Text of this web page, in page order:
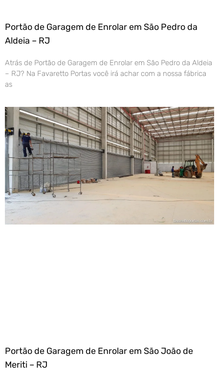
Portão de Garagem de Enrolar em São Pedro da
Aldeia – RJ
Atrás de Portão de Garagem de Enrolar em São Pedro da Aldeia
– RJ? Na Favaretto Portas você irá achar com a nossa fábrica
as
Portão de Garagem de Enrolar em São João de
Meriti – RJ